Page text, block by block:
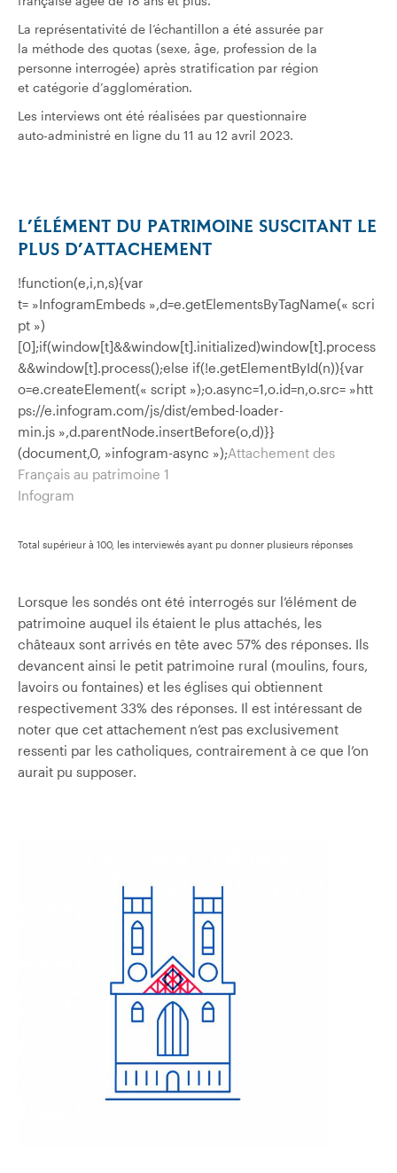
La représentativité de l’échantillon a été assurée par
la méthode des quotas (sexe, âge, profession de la
personne interrogée) après stratification par région
et catégorie d’agglomération.
Les interviews ont été réalisées par questionnaire
auto-administré en ligne du 11 au 12 avril 2023.
L’ÉLÉMENT DU PATRIMOINE SUSCITANT LE
PLUS D’ATTACHEMENT
!function(e,i,n,s){var
t= »InfogramEmbeds »,d=e.getElementsByTagName(« scri
pt »)
[0];if(window[t]&&window[t].initialized)window[t].process
&&window[t].process();else if(!e.getElementById(n)){var
o=e.createElement(« script »);o.async=1,o.id=n,o.src= »htt
ps://e.infogram.com/js/dist/embed-loader-
min.js »,d.parentNode.insertBefore(o,d)}}
(document,0, »infogram-async »);Attachement des
Français au patrimoine 1
Infogram
Total supérieur à 100, les interviewés ayant pu donner plusieurs réponses
Lorsque les sondés ont été interrogés sur l’élément de
patrimoine auquel ils étaient le plus attachés, les
châteaux sont arrivés en tête avec 57% des réponses. Ils
devancent ainsi le petit patrimoine rural (moulins, fours,
lavoirs ou fontaines) et les églises qui obtiennent
respectivement 33% des réponses. Il est intéressant de
noter que cet attachement n’est pas exclusivement
ressenti par les catholiques, contrairement à ce que l’on
aurait pu supposer.